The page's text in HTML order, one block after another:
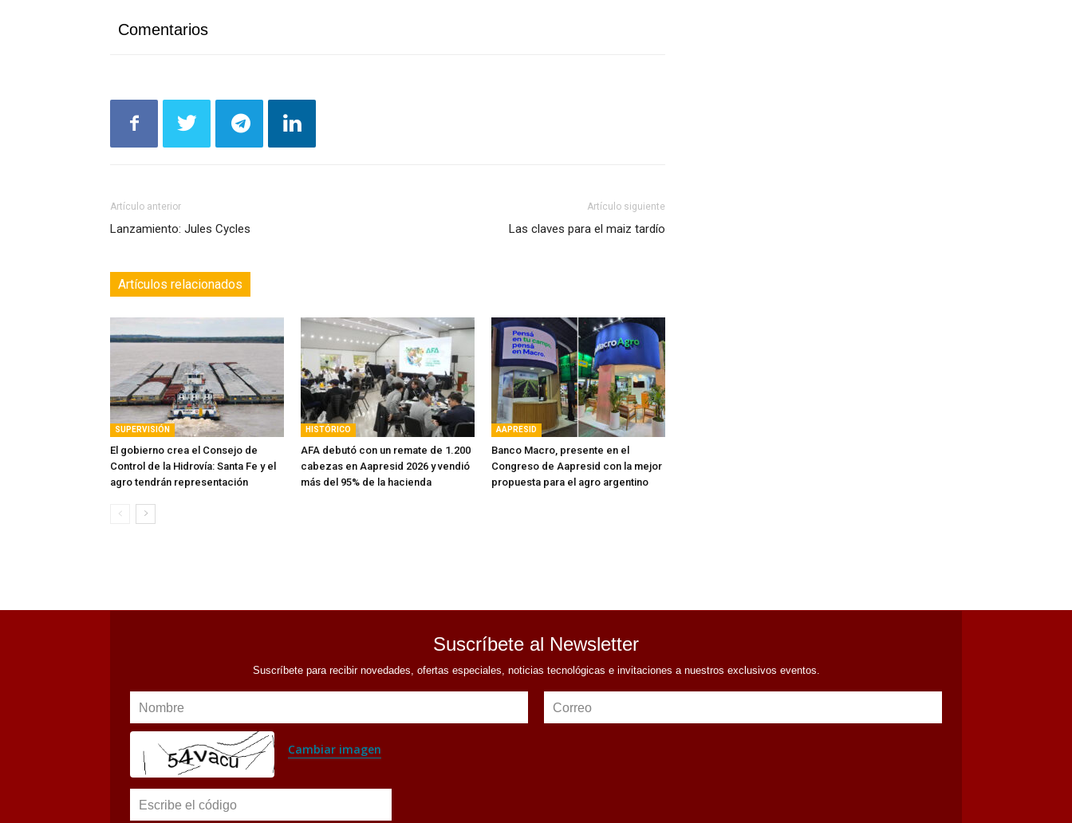
Comentarios
Artículo anterior
Lanzamiento: Jules Cycles
Artículo siguiente
Las claves para el maiz tardío
Artículos relacionados
SUPERVISIÓN
El gobierno crea el Consejo de
Control de la Hidrovía: Santa Fe y el
agro tendrán representación
HISTÓRICO
AFA debutó con un remate de 1.200
cabezas en Aapresid 2026 y vendió
más del 95% de la hacienda
AAPRESID
Banco Macro, presente en el
Congreso de Aapresid con la mejor
propuesta para el agro argentino
Suscríbete al Newsletter
Suscríbete para recibir novedades, ofertas especiales, noticias tecnológicas e invitaciones a nuestros exclusivos eventos.
Nombre Correo
Cambiar imagen
Escribe el código